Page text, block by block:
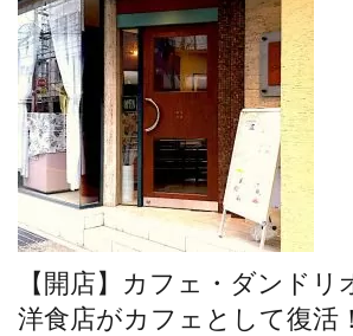
ー
ジ
送
り
【開店】カフェ・ダンド
洋食店がカフェとして復活！